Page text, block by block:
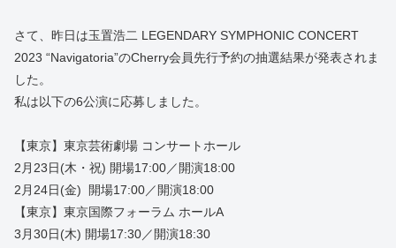
さて、昨日は玉置浩二 LEGENDARY SYMPHONIC CONCERT
2023 “Navigatoria”のCherry会員先行予約の抽選結果が発表されま
した。
私は以下の6公演に応募しました。
【東京】東京芸術劇場 コンサートホール
2月23日(木・祝) 開場17:00／開演18:00
2月24日(金) 開場17:00／開演18:00
【東京】東京国際フォーラム ホールA
3月30日(木) 開場17:30／開演18:30